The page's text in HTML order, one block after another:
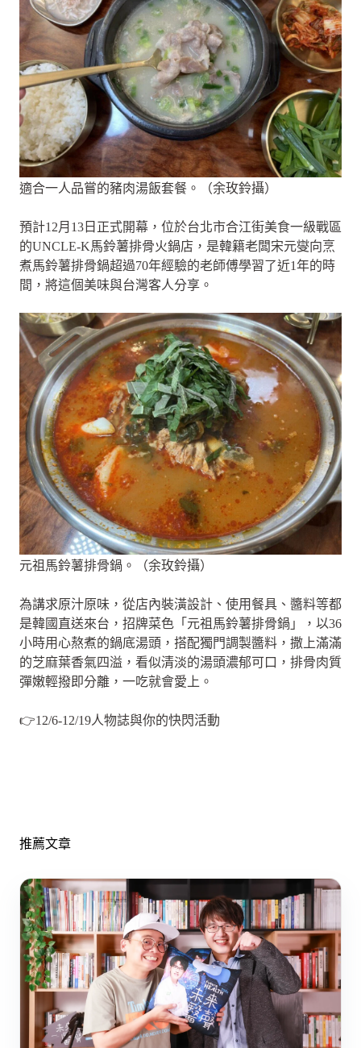
適合一人品嘗的豬肉湯飯套餐。（余玫鈴攝）
預計12月13日正式開幕，位於台北市合江街美食一級戰區
的UNCLE-K馬鈴薯排骨火鍋店，是韓籍老闆宋元燮向烹
煮馬鈴薯排骨鍋超過70年經驗的老師傅學習了近1年的時
間，將這個美味與台灣客人分享。
元祖馬鈴薯排骨鍋。（余玫鈴攝）
為講求原汁原味，從店內裝潢設計、使用餐具、醬料等都
是韓國直送來台，招牌菜色「元祖馬鈴薯排骨鍋」，以36
小時用心熬煮的鍋底湯頭，搭配獨門調製醬料，撒上滿滿
的芝麻葉香氣四溢，看似清淡的湯頭濃郁可口，排骨肉質
彈嫩輕撥即分離，一吃就會愛上。
👉12/6-12/19人物誌與你的快閃活動
推薦文章